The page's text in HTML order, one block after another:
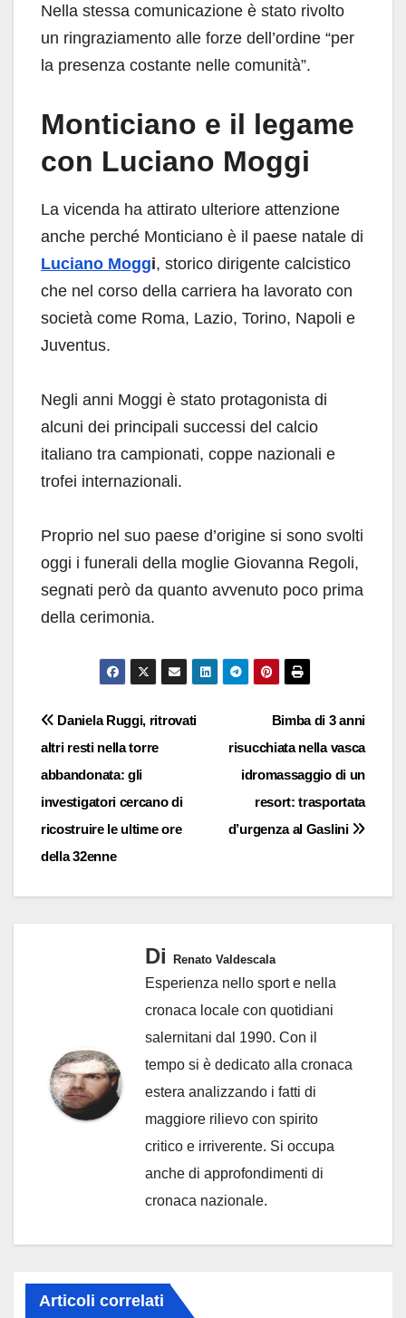
Nella stessa comunicazione è stato rivolto
un ringraziamento alle forze dell’ordine “per
la presenza costante nelle comunità”.
Monticiano e il legame
con Luciano Moggi
La vicenda ha attirato ulteriore attenzione
anche perché Monticiano è il paese natale di
Luciano Moggi, storico dirigente calcistico
che nel corso della carriera ha lavorato con
società come Roma, Lazio, Torino, Napoli e
Juventus.
Negli anni Moggi è stato protagonista di
alcuni dei principali successi del calcio
italiano tra campionati, coppe nazionali e
trofei internazionali.
Proprio nel suo paese d’origine si sono svolti
oggi i funerali della moglie Giovanna Regoli,
segnati però da quanto avvenuto poco prima
della cerimonia.
Navigazione
articoli
Bimba di 3 anni
risucchiata nella vasca
idromassaggio di un
resort: trasportata
d’urgenza al Gaslini
Daniela Ruggi, ritrovati
altri resti nella torre
abbandonata: gli
investigatori cercano di
ricostruire le ultime ore
della 32enne
Di Renato Valdescala
Esperienza nello sport e nella
cronaca locale con quotidiani
salernitani dal 1990. Con il
tempo si è dedicato alla cronaca
estera analizzando i fatti di
maggiore rilievo con spirito
critico e irriverente. Si occupa
anche di approfondimenti di
cronaca nazionale.
Articoli correlati